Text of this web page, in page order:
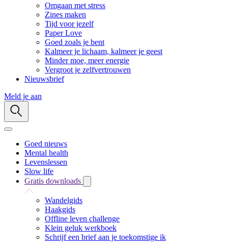
Omgaan met stress
Zines maken
Tijd voor jezelf
Paper Love
Goed zoals je bent
Kalmeer je lichaam, kalmeer je geest
Minder moe, meer energie
Vergroot je zelfvertrouwen
Nieuwsbrief
Meld je aan
Goed nieuws
Mental health
Levenslessen
Slow life
Gratis downloads
Wandelgids
Haakgids
Offline leven challenge
Klein geluk werkboek
Schrijf een brief aan je toekomstige ik